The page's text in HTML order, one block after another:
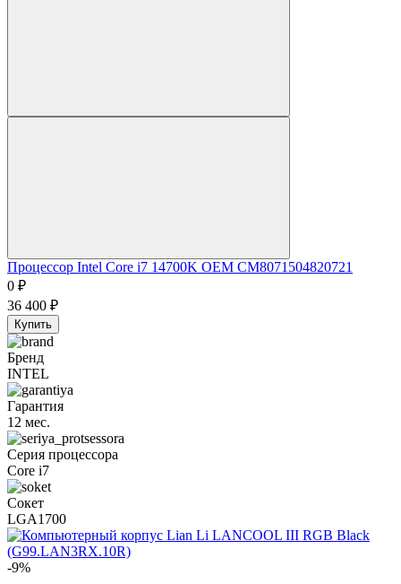
Процессор Intel Core i7 14700K OEM CM8071504820721
0 ₽
36 400 ₽
Купить
Бренд
INTEL
Гарантия
12 мес.
Серия процессора
Core i7
Сокет
LGA1700
-9%